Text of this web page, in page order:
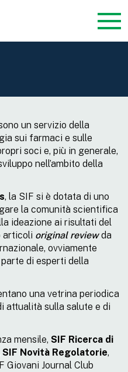
un servizio della
sui farmaci e sulle
soci e, più in generale,
nell’ambito della
, la SIF si è dotata di uno
la comunità scientifica
ideazione ai risultati del
articoli original reviewda
ovviamente
di esperti della
una vetrina periodica
attualità sulla salute e di
mensile, SIF Ricerca di
SIF Novità Regolatorie,
Giovani Journal Club